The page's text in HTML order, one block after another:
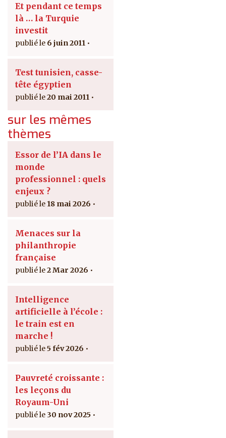
Et pendant ce temps
là … la Turquie
investit
6 juin 2011
Test tunisien, casse-
tête égyptien
20 mai 2011
sur les mêmes
thèmes
Essor de l’IA dans le
monde
professionnel : quels
enjeux ?
18 mai 2026
Menaces sur la
philanthropie
française
2 Mar 2026
Intelligence
artificielle à l’école :
le train est en
marche !
5 fév 2026
Pauvreté croissante :
les leçons du
Royaum-Uni
30 nov 2025